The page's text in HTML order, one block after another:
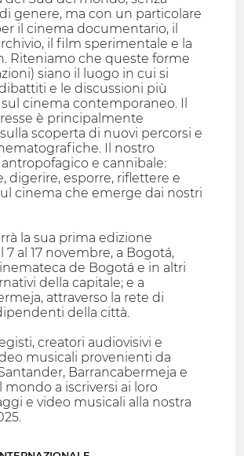
genere, ma con un particolare
il cinema documentario, il
il film sperimentale e la
Riteniamo che queste forme
siano il luogo in cui si
e le discussioni più
cinema contemporaneo. Il
è principalmente
scoperta di nuovi percorsi e
Il nostro
e cannibale:
digerire, esporre, riflettere e
cinema che emerge dai nostri
la sua prima edizione
7 al 17 novembre, a Bogotá,
de Bogotá e in altri
della capitale; e a
attraverso la rete di
della città.
creatori audiovisivi e
musicali provenienti da
Barrancabermeja e
mondo a iscriversi ai loro
e video musicali alla nostra